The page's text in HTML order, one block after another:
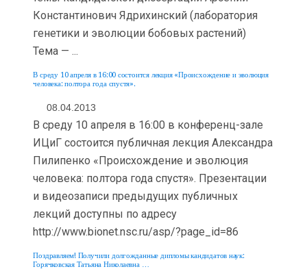
Константинович Ядрихинский (лаборатория
генетики и эволюции бобовых растений)
Тема — ...
В среду 10 апреля в 16:00 состоится лекция «Происхождение и эволюция
человека: полтора года спустя».
08.04.2013
В среду 10 апреля в 16:00 в конференц-зале
ИЦиГ состоится публичная лекция Александра
Пилипенко «Происхождение и эволюция
человека: полтора года спустя». Презентации
и видеозаписи предыдущих публичных
лекций доступны по адресу
http://www.bionet.nsc.ru/asp/?page_id=86
Поздравляем! Получили долгожданные дипломы кандидатов наук:
Горячковская Татьяна Николаевна …